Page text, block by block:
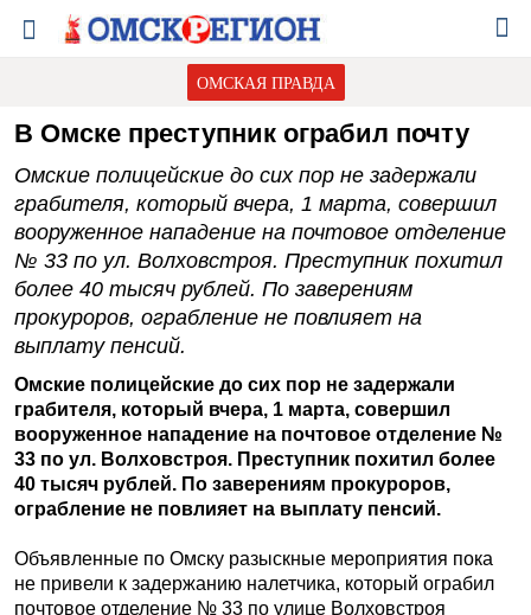
ОМСКАЯ ПРАВДА
В Омске преступник ограбил почту
Омские полицейские до сих пор не задержали
грабителя, который вчера, 1 марта, совершил
вооруженное нападение на почтовое отделение
№ 33 по ул. Волховстроя. Преступник похитил
более 40 тысяч рублей. По заверениям
прокуроров, ограбление не повлияет на
выплату пенсий.
Омские полицейские до сих пор не задержали
грабителя, который вчера, 1 марта, совершил
вооруженное нападение на почтовое отделение №
33 по ул. Волховстроя. Преступник похитил более
40 тысяч рублей. По заверениям прокуроров,
ограбление не повлияет на выплату пенсий.
Объявленные по Омску разыскные мероприятия пока
не привели к задержанию налетчика, который ограбил
почтовое отделение № 33 по улице Волховстроя